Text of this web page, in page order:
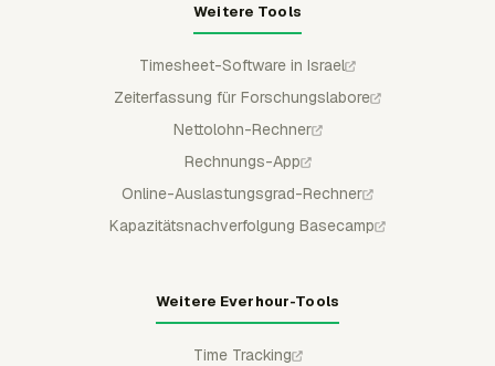
Weitere Tools
Timesheet-Software in Israel
Zeiterfassung für Forschungslabore
Nettolohn-Rechner
Rechnungs-App
Online-Auslastungsgrad-Rechner
Kapazitätsnachverfolgung Basecamp
Weitere Everhour-Tools
Time Tracking